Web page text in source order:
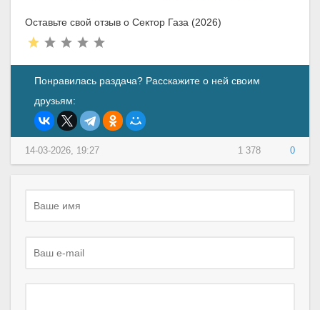
Оставьте свой отзыв о Сектор Газа (2026)
Понравилась раздача? Расскажите о ней своим
друзьям:
1 378 0
14-03-2026, 19:27